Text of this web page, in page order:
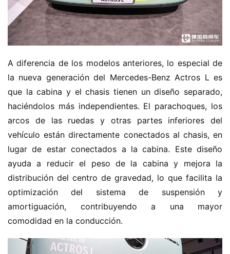
A diferencia de los modelos anteriores, lo especial de
la nueva generación del Mercedes-Benz Actros L es
que la cabina y el chasis tienen un diseño separado,
haciéndolos más independientes. El parachoques, los
arcos de las ruedas y otras partes inferiores del
vehículo están directamente conectados al chasis, en
lugar de estar conectados a la cabina. Este diseño
ayuda a reducir el peso de la cabina y mejora la
distribución del centro de gravedad, lo que facilita la
optimización del sistema de suspensión y
amortiguación, contribuyendo a una mayor
comodidad en la conducción.